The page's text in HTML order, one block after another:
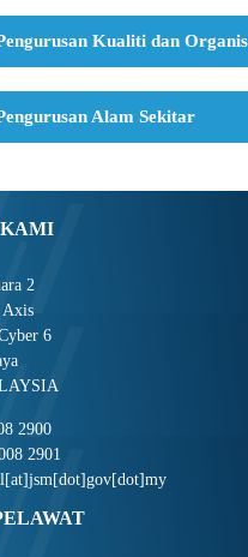
Kualiti dan
Alam Sekitar
2
Axis
6
2900
2901